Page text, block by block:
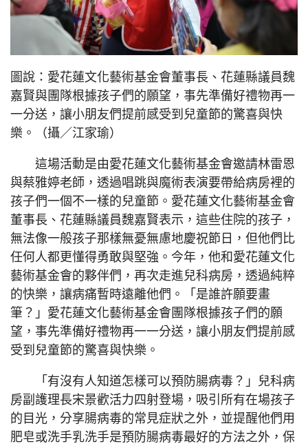
圖說：愛花蓮文化藝術基金會董事長、花蓮縣議員魏
嘉賢與團隊根據孩子們的願望，事先準備好禮物再一
一分送，讓小朋友們提前感受到兒童節的驚喜與快
樂。（攝／江家瑜）
這場活動是由愛花蓮文化藝術基金會邀請林雷恩
與蔡雅婷老師，透過唱跳與魔術表演要帶給病房裡的
孩子們一個不一樣的兒童節。愛花蓮文化藝術基金會
董事長、花蓮縣議員魏嘉賢表示，這些住院的孩子，
無法像一般孩子那樣無憂無慮地慶祝節日，但他們比
任何人都更懂得勇敢與堅強。今年，他和愛花蓮文化
藝術基金會的夥伴們，再次走進兒科病房，透過純粹
的快樂，讓病痛暫時遠離他們。「是誰許願要畫
筆？」愛花蓮文化藝術基金會團隊根據孩子們的願
望，事先準備好禮物再一一分送，讓小朋友們提前感
受到兒童節的驚喜與快樂。
「有沒有人知道怎樣可以預防腸病毒？」兒科病
房副護理長宋景歡活力四射登場，吸引所有在場孩子
的目光，分享腸病毒的常見症狀之外，並提醒他們用
肥皂或洗手乳洗手是預防腸病毒最好的方法之外，保